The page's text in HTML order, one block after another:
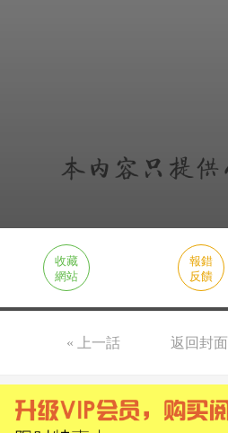
收藏
網站
報錯
反饋
« 上一話 返回封面